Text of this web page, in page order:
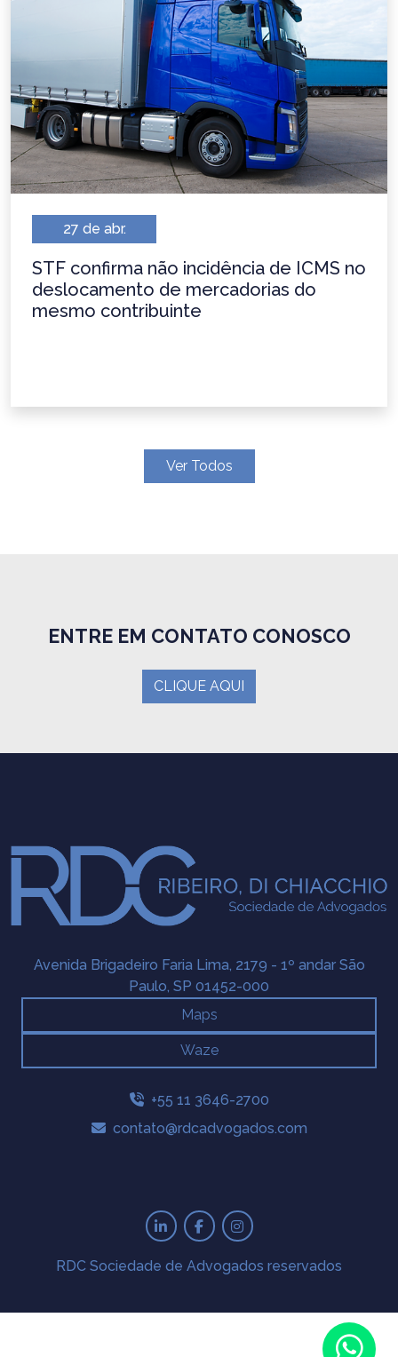
27 de abr.
STF confirma não incidência de ICMS no
deslocamento de mercadorias do
mesmo contribuinte
Ver Todos
ENTRE EM CONTATO CONOSCO
CLIQUE AQUI
Avenida Brigadeiro Faria Lima, 2179 - 1º andar São
Paulo, SP 01452-000
Maps
Waze
+55 11 3646-2700
contato@rdcadvogados.com
RDC Sociedade de Advogados reservados